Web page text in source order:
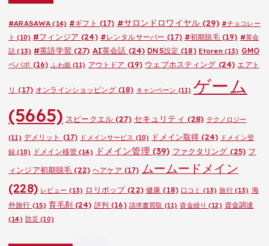
#ARASAWA (14) #ギフト (17) #サロンドロワイヤル(29) #チョコレー
ト (10) #フィンジア (24) #レンタルサーバー (17) #初期脱毛(19) #英会
話 (13) #英語学習 (27) AI英会話 (24) DNS設定 (18) Etoren(13) GMO
ペパボ (16) ふわ姫(11) アウトドア (19) ウェブホスティング (24) エアト
リ (17) オンラインショッピング(18) キャンペーン (11) ゲーム
(5665) スピークエル(27) セキュリティ (28) テクノロジー
(11) デメリット (17) ドメインサービス (10) ドメイン取得 (24) ドメイン登
録 (10) ドメイン移管(14) ドメイン管理 (39) ファクタリング (25) フ
ィンジア初期脱毛 (22) ヘアケア (17) ムームードメイン
(228) レビュー (13) ロリポップ(22) 健康 (18) 口コミ (13) 旅行(13) 海
外旅行 (15) 育毛剤(24) 評判 (16) 請求書買取 (11) 資金繰り (12) 資金調達
(14) 防災 (10)